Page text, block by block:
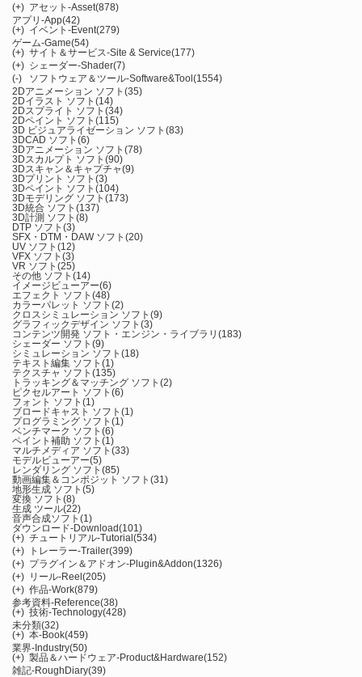
(+) アセット-Asset(878)
アプリ-App(42)
(+) イベント-Event(279)
ゲーム-Game(54)
(+) サイト＆サービス-Site & Service(177)
(+) シェーダー-Shader(7)
(-)
ソフトウェア＆ツール-Software&Tool(1554)
2Dアニメーション ソフト (35)
2Dイラスト ソフト (14)
2Dスプライト ソフト (34)
2Dペイント ソフト (115)
3D ビジュアライゼーション ソフト (83)
3DCAD ソフト (6)
3Dアニメーション ソフト (78)
3Dスカルプト ソフト (90)
3Dスキャン＆キャプチャ(9)
3Dプリント ソフト (3)
3Dペイント ソフト (104)
3Dモデリング ソフト (173)
3D統合 ソフト (137)
3D計測 ソフト (8)
DTP ソフト (3)
SFX・DTM・DAW ソフト (20)
UV ソフト (12)
VFX ソフト (3)
VR ソフト (25)
その他 ソフト (14)
イメージビューアー(6)
エフェクト ソフト (48)
カラーパレット ソフト (2)
クロスシミュレーション ソフト (9)
グラフィックデザイン ソフト (3)
コンテンツ開発 ソフト・エンジン・ライブラリ (183)
シェーダー ソフト (9)
シミュレーション ソフト (18)
テキスト編集 ソフト (1)
テクスチャ ソフト (135)
トラッキング＆マッチング ソフト (2)
ピクセルアート ソフト (6)
フォント ソフト (1)
ブロードキャスト ソフト (1)
プログラミング ソフト (1)
ベンチマーク ソフト (6)
ペイント補助 ソフト (1)
マルチメディア ソフト (33)
モデルビューアー(5)
レンダリング ソフト (85)
動画編集＆コンポジット ソフト (31)
地形生成 ソフト (5)
変換 ソフト (8)
生成 ツール(22)
音声合成ソフト (1)
ダウンロード-Download(101)
(+) チュートリアル-Tutorial(534)
(+)
トレーラー-Trailer(399)
(+) プラグイン＆アドオン-Plugin&Addon(1326)
(+) リール-Reel(205)
(+) 作品-Work(879)
参考資料-Reference(38)
(+) 技術-Technology(428)
未分類(32)
(+) 本-Book(459)
業界-Industry(50)
(+) 製品＆ハードウェア-Product&Hardware(152)
雑記-RoughDiary(39)